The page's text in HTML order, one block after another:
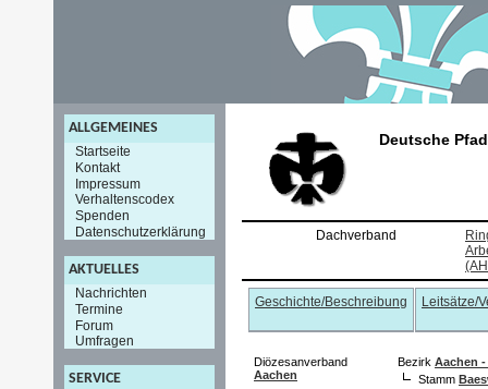
ALLGEMEINES
Startseite
Kontakt
Impressum
Verhaltenscodex
Spenden
Datenschutzerklärung
AKTUELLES
Nachrichten
Termine
Forum
Umfragen
SERVICE
Deutsche
Dachverband
Geschichte/Beschreibung Leitsätze/
Diözesanverband
Aachen
Bezirk Aachen
Stamm